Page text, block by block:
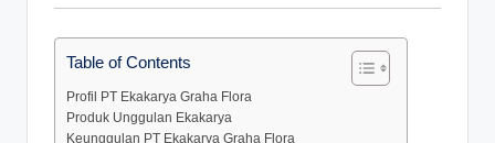
Table of Contents
Profil PT Ekakarya Graha Flora
Produk Unggulan Ekakarya
Keunggulan PT Ekakarya Graha Flora